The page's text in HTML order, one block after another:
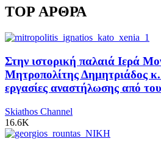
TOP ΑΡΘΡΑ
Στην ιστορική παλαιά Ιερά
Μητροπολίτης Δημητριάδος κ.
εργασίες αναστήλωσης από
Skiathos Channel
16.6K